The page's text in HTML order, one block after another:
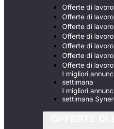
Offerte di
Offerte di
Offerte di
Offerte di
Offerte di
Offerte di
Offerte di
I migliori
settimana
I migliori
settimana